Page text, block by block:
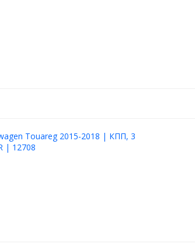
Touareg 2015-2018 | КПП, 3
| 12708